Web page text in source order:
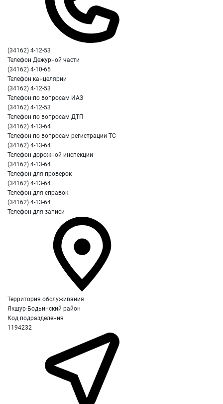
(34162) 4-12-53
Телефон Дежурной части
(34162) 4-10-65
Телефон канцелярии
(34162) 4-12-53
Телефон по вопросам ИАЗ
(34162) 4-12-53
Телефон по вопросам ДТП
(34162) 4-13-64
Телефон по вопросам регистрации ТС
(34162) 4-13-64
Телефон дорожной инспекции
(34162) 4-13-64
Телефон для проверок
(34162) 4-13-64
Телефон для справок
(34162) 4-13-64
Телефон для записи
Территория обслуживания
Якшур-Бодьинский район
Код подразделения
1194232